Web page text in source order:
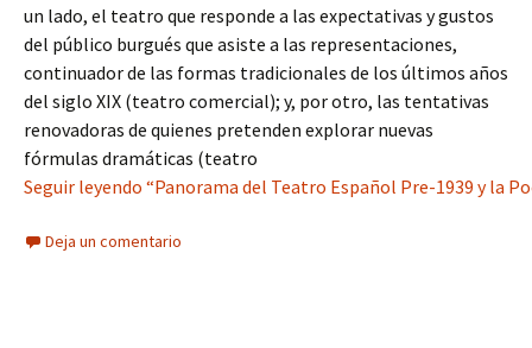
un lado, el teatro que responde a las expectativas y gustos
del público burgués que asiste a las representaciones,
continuador de las formas tradicionales de los últimos años
del siglo XIX (teatro comercial); y, por otro, las tentativas
renovadoras de quienes pretenden explorar nuevas
fórmulas dramáticas (teatro
Seguir leyendo “Panorama del Teatro Español Pre-1939 y la
Deja un comentario